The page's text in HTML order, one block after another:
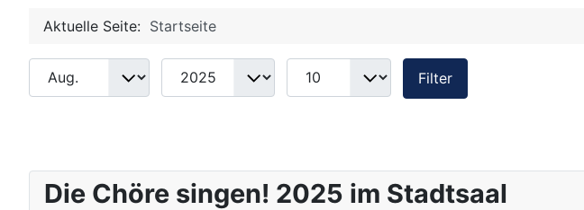
Aktuelle Seite: Startseite
Filter
Monat Jahr Anzeige #
Filter
Die Chöre singen! 2025 im Stadtsaal